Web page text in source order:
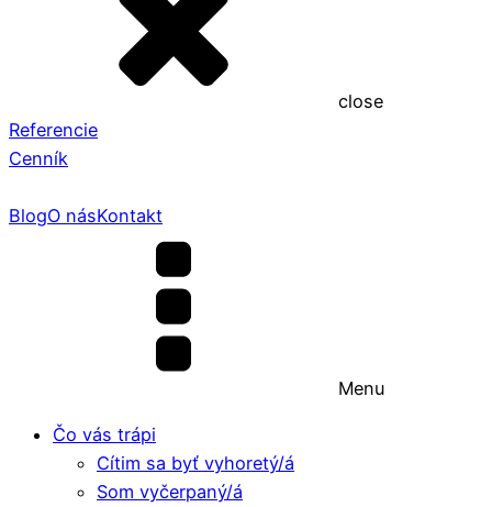
close
Referencie
Cenník
BlogO násKontakt
Menu
Čo vás trápi
Cítim sa byť vyhoretý/á
Som vyčerpaný/á